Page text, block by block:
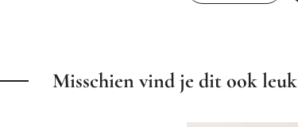
Misschien vind je dit ook leuk